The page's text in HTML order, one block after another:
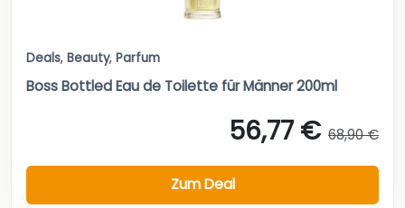
Deals, Beauty, Parfum
Boss Bottled Eau de Toilette für Männer 200ml
56,77 € 68,90 €
Zum Deal